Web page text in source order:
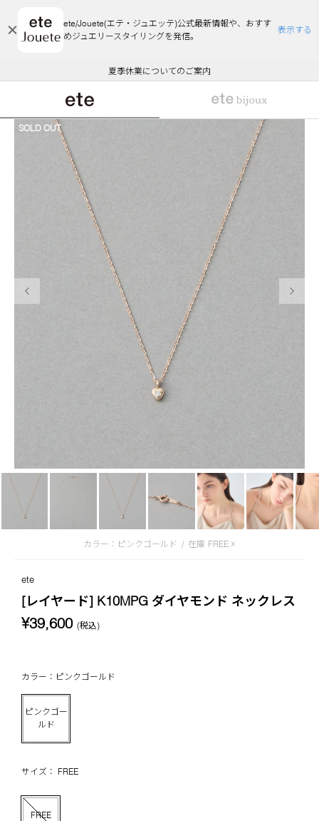
ete/Jouete(エテ・ジュエッテ)公式最新情報や、おすす
めジュエリースタイリングを発信。
表示する
エコラッピング及びエコポイント付与のご案内
ご注文いただいたお品物のお届け状況について
夏季休業についてのご案内
WEB Limited Items >>
採用のご案内
悪質な偽サイトにご注意ください
エコラッピング及びエコポイント付与のご案内
ご注文いただいたお品物のお届け状況について
カラー：ピンクゴールド / 在庫 FREE:☓
SOLD OUT
ete
[レイヤード] K10MPG ダイヤモンド ネックレス
¥39,600 (税込)
カラー：ピンクゴールド
ピンクゴー
ルド
サイズ： FREE
FREE